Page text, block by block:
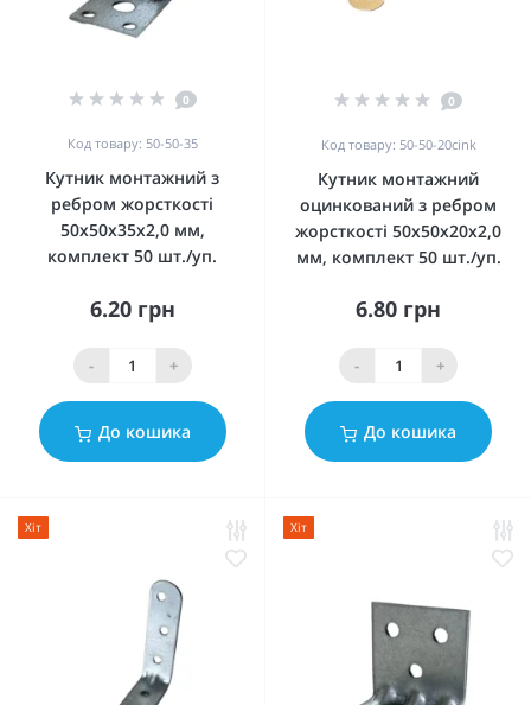
0
Код товару: 50-50-35
Кутник монтажний з
ребром жорсткості
50x50x35x2,0 мм,
комплект 50 шт./уп.
6.20 грн
- +
До кошика
0
Код товару: 50-50-20cink
Кутник монтажний
оцинкований з ребром
жорсткості 50x50x20x2,0
мм, комплект 50 шт./уп.
6.80 грн
- +
До кошика
Хіт Хіт